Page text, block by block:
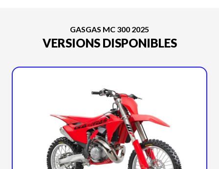
GASGAS MC 300 2025
VERSIONS DISPONIBLES